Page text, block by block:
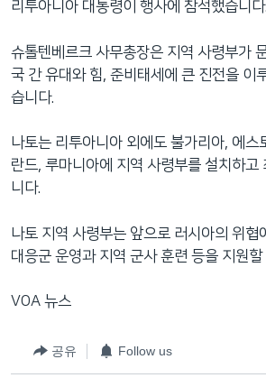
검
으
로
이
리투아니아 대통령이 행사에 참석했습니다.
슈톨텐베르크 사무총장은 지역 사령부가
국 간 유대와 힘, 준비태세에 큰 진전을 이
습니다.
나토는 리투아니아 외에도 불가리아, 에스
란드, 루마니아에 지역 사령부를 설치하고
니다.
나토 지역 사령부는 앞으로 러시아의 위협
대응군 운영과 지역 군사 훈련 등을 지원할
VOA 뉴스
공유 Follow us